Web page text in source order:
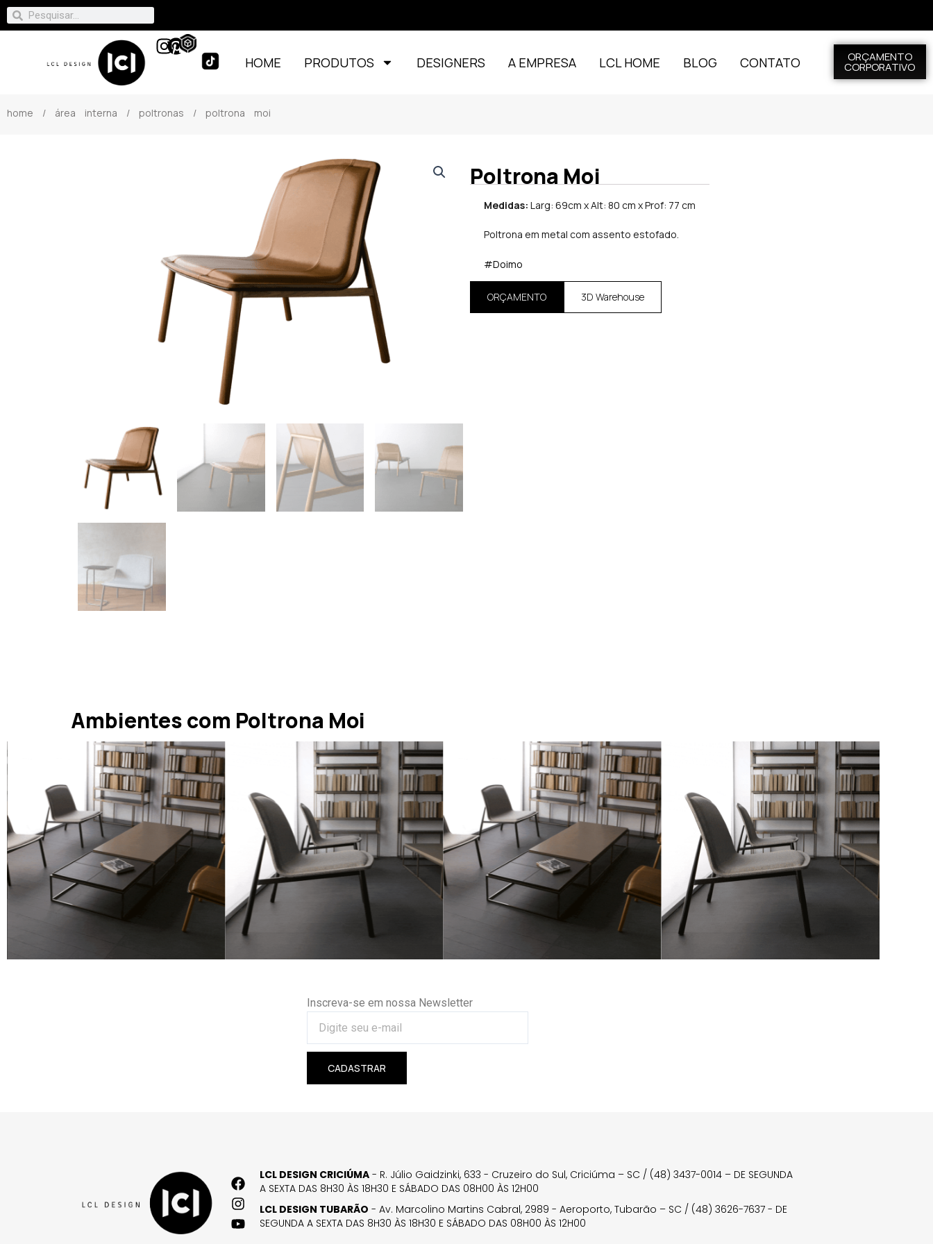
HOME PRODUTOS DESIGNERS A EMPRESA LCL HOME BLOG CONTATO ORÇAMENTO
CORPORATIVO
home / área interna / poltronas / poltrona moi
Poltrona Moi
Medidas:Larg: 69cm x Alt: 80 cm x Prof: 77 cm
Poltrona em metal com assento estofado.
#Doimo
ORÇAMENTO 3D Warehouse
Ambientes com Poltrona Moi
Inscreva-se em nossa Newsletter
CADASTRAR
LCL DESIGN CRICIÚMA - R. Júlio Gaidzinki, 633 - Cruzeiro do Sul, Criciúma – SC / (48) 3437-0014 – DE SEGUNDA
A SEXTA DAS 8H30 ÀS 18H30 E SÁBADO DAS 08H00 ÀS 12H00
LCL DESIGN TUBARÃO - Av. Marcolino Martins Cabral, 2989 - Aeroporto, Tubarão – SC / (48) 3626-7637 - DE
SEGUNDA A SEXTA DAS 8H30 ÀS 18H30 E SÁBADO DAS 08H00 ÀS 12H00